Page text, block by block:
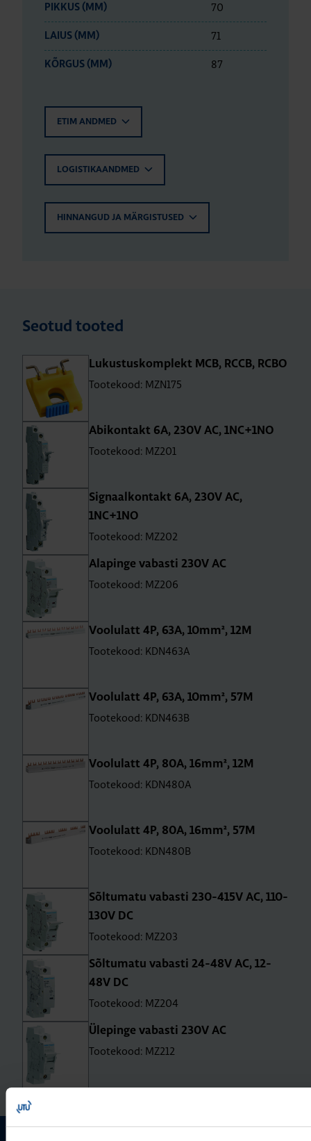
PIKKUS (MM) 70
LAIUS (MM) 71
KÕRGUS (MM) 87
ETIM ANDMED
LOGISTIKAANDMED
HINNANGUD JA MÄRGISTUSED
Seotud tooted
Lukus­tus­komp­lekt MCB, RCCB, RCBO
Tootekood: MZN175
Abi­kon­takt 6A, 230V AC, 1NC+1NO
Tootekood: MZ201
Sig­naal­kon­takt 6A, 230V AC,
1NC+1NO
Tootekood: MZ202
Ala­pinge vabasti 230V AC
Tootekood: MZ206
Voo­lu­latt 4P, 63A, 10mm², 12M
Tootekood: KDN463A
Voo­lu­latt 4P, 63A, 10mm², 57M
Tootekood: KDN463B
Voo­lu­latt 4P, 80A, 16mm², 12M
Tootekood: KDN480A
Voo­lu­latt 4P, 80A, 16mm², 57M
Tootekood: KDN480B
Sõl­tu­matu vabasti 230-415V AC, 110-
130V DC
Tootekood: MZ203
Sõl­tu­matu vabasti 24-48V AC, 12-
48V DC
Tootekood: MZ204
Üle­pinge vabasti 230V AC
Tootekood: MZ212